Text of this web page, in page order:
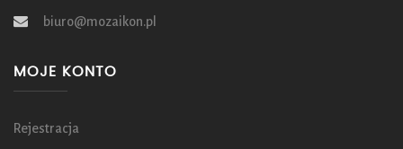
biuro@mozaikon.pl
MOJE KONTO
Rejestracja